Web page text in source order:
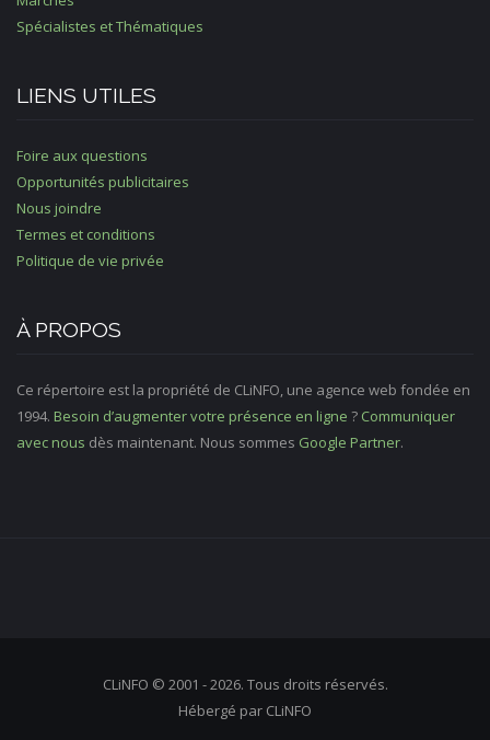
Spécialistes et Thématiques
LIENS UTILES
Foire aux questions
Opportunités publicitaires
Nous joindre
Termes et conditions
Politique de vie privée
À PROPOS
Ce répertoire est la propriété de CLiNFO, une agence web fondée en
1994. Besoin d’augmenter votre présence en ligne ? Communiquer
avec nous dès maintenant. Nous sommes Google Partner.
CLiNFO © 2001 - 2026. Tous droits réservés.
Hébergé par CLiNFO